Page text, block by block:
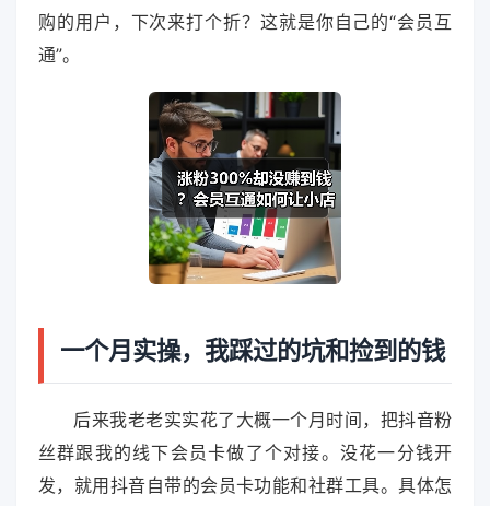
购的用户，下次来打个折？这就是你自己的“会员互
通”。
一个月实操，我踩过的坑和捡到的钱
后来我老老实实花了大概一个月时间，把抖音粉
丝群跟我的线下会员卡做了个对接。没花一分钱开
发，就用抖音自带的会员卡功能和社群工具。具体怎